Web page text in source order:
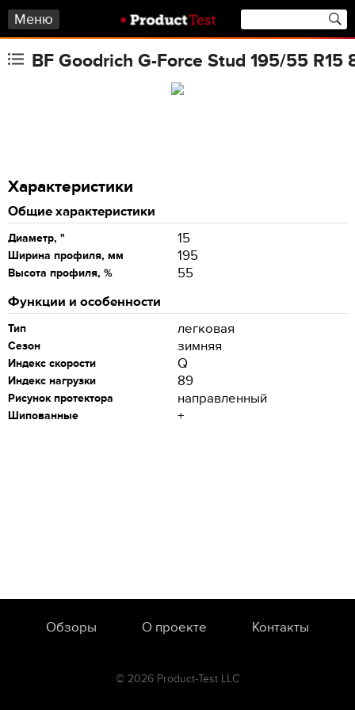
Меню
BF Goodrich G-Force Stud 195/55 R15
Характеристики
Общие характеристики
Диаметр, " 15
Ширина профиля, мм 195
Высота профиля, %
55
Функции и особенности
Тип легковая
Сезон зимняя
Индекс скорости Q
Индекс нагрузки 89
Рисунок протектора направленный
Шипованные +
Обзоры О проекте Контакты
© 2026 Product-Test LLC